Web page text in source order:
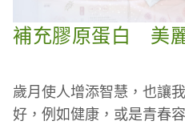
補充膠原蛋白 美
歲月使人增添智慧，也讓
好，例如健康，或是青春